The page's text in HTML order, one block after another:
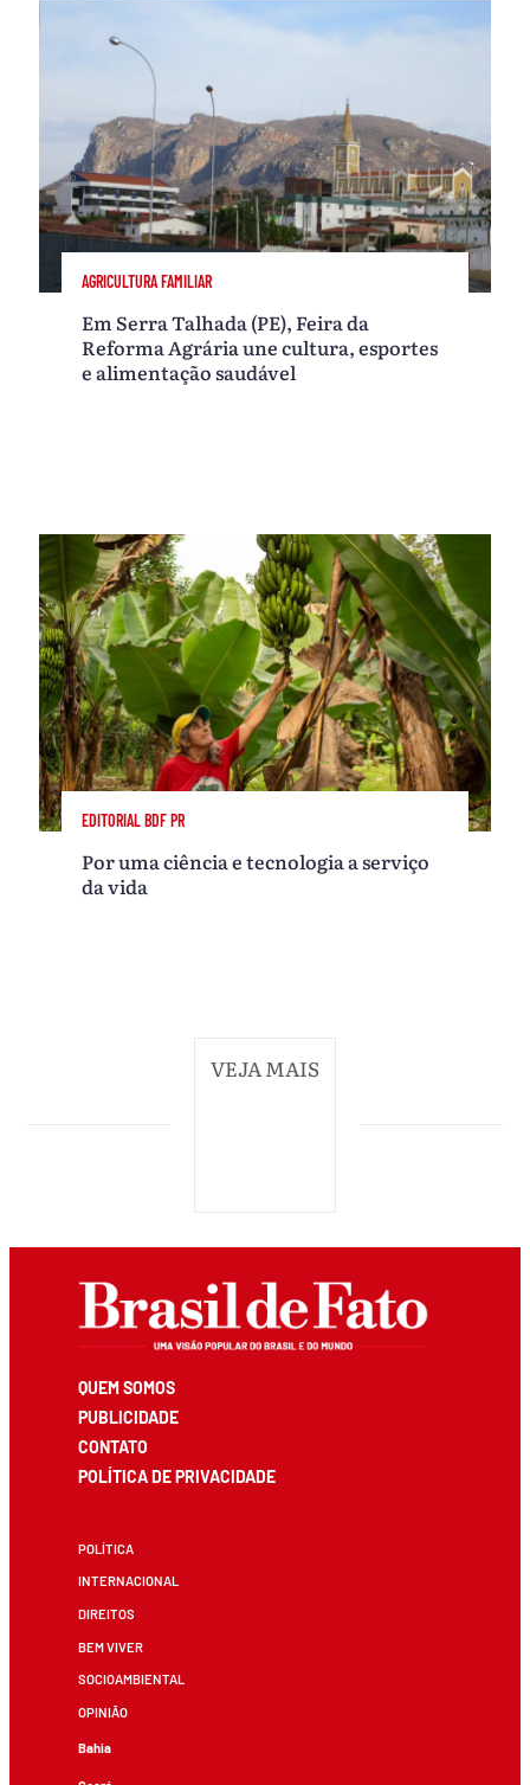
AGRICULTURA FAMILIAR
Em Serra Talhada (PE), Feira da
Reforma Agrária une cultura, esportes
e alimentação saudável
EDITORIAL BDF PR
Por uma ciência e tecnologia a serviço
da vida
VEJA MAIS
QUEM SOMOS
PUBLICIDADE
CONTATO
POLÍTICA DE PRIVACIDADE
POLÍTICA
INTERNACIONAL
DIREITOS
BEM VIVER
SOCIOAMBIENTAL
OPINIÃO
Bahia